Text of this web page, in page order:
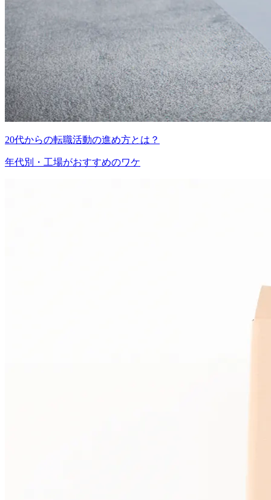
20代からの転職活動の進め方とは？
年代別・工場がおすすめのワケ